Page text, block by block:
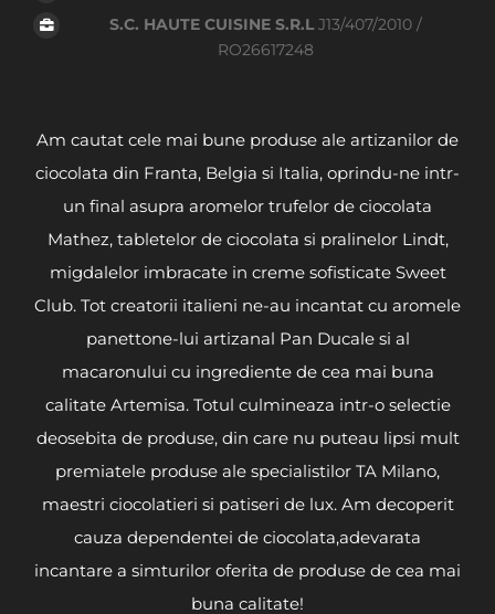
S.C. HAUTE CUISINE S.R.LJ13/407/2010 /
RO26617248
Am cautat cele mai bune produse ale artizanilor de
ciocolata din Franta, Belgia si Italia, oprindu-ne intr-
un final asupra aromelor trufelor de ciocolata
Mathez, tabletelor de ciocolata si pralinelor Lindt,
migdalelor imbracate in creme sofisticate Sweet
Club. Tot creatorii italieni ne-au incantat cu aromele
panettone-lui artizanal Pan Ducale si al
macaronului cu ingrediente de cea mai buna
calitate Artemisa. Totul culmineaza intr-o selectie
deosebita de produse, din care nu puteau lipsi mult
premiatele produse ale specialistilor TA Milano,
maestri ciocolatieri si patiseri de lux. Am decoperit
cauza dependentei de ciocolata,adevarata
incantare a simturilor oferita de produse de cea mai
buna calitate!